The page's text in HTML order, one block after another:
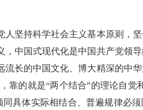
坚持科学社会主义基本原则，
中国式现代化是中国共产党领导
长的中国文化、博大精深的中
靠的就是“两个结合”的理论自觉
具体实际相结合、普遍规律必须